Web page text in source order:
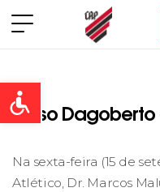
Open toolbar
Caso Dagoberto
Na sexta-feira (15 de
Atlético, Dr. Marcos